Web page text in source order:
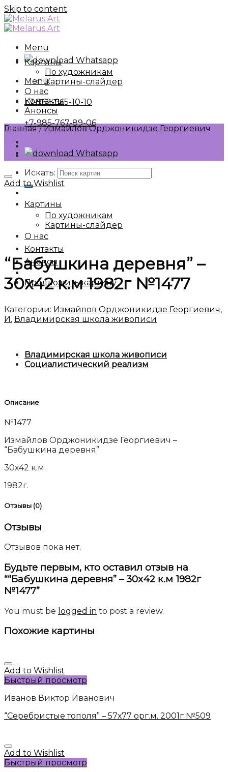
Skip to content
Menu
Whatsapp
Menu
+7-962-965-10-10
+7-985-767-89-06
Whatsapp
Искать:
Картины
По художникам
Картины-слайдер
О нас
Контакты
Анонсы
Предложить картину
Картины
По художникам
Картины-слайдер
О нас
Контакты
Анонсы
Главная / Измайлов Орджоникидзе Георгиевич
Add to Wishlist
“Бабушкина деревня” –
30х42 к.м 1982г №1477
Категории: Измайлов Орджоникидзе Георгиевич,
И, Владимирская школа живописи
Владимирская школа живописи
Социалистический реализм
Описание
№1477
Измайлов Орджоникидзе Георгиевич –
“Бабушкина деревня”
30х42 к.м.
1982г.
Отзывы (0)
Отзывы
Отзывов пока нет.
Будьте первым, кто оставил отзыв на
““Бабушкина деревня” – 30х42 к.м 1982г
№1477”
You must be logged in to post a review.
Похожие картины
Add to Wishlist
Быстрый просмотр
Иванов Виктор Иванович
“Серебристые тополя” – 57х77 орг.м. 2001г №509
Add to Wishlist
Быстрый просмотр